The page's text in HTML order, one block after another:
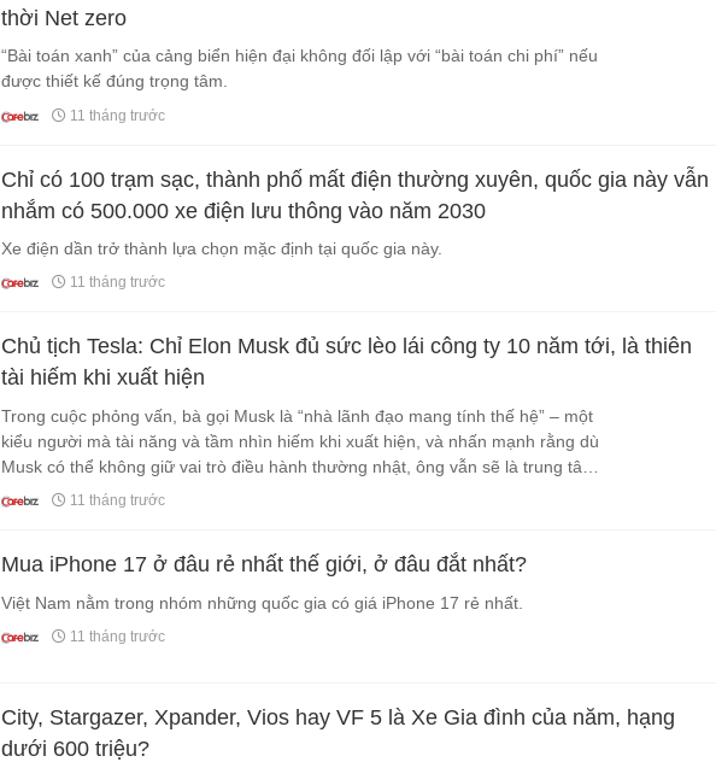
thời Net zero
“Bài toán xanh” của cảng biển hiện đại không đối lập với “bài toán chi phí” nếu
được thiết kế đúng trọng tâm.
11 tháng trước
Chỉ có 100 trạm sạc, thành phố mất điện thường xuyên, quốc gia này vẫn
nhắm có 500.000 xe điện lưu thông vào năm 2030
Xe điện dần trở thành lựa chọn mặc định tại quốc gia này.
11 tháng trước
Chủ tịch Tesla: Chỉ Elon Musk đủ sức lèo lái công ty 10 năm tới, là thiên
tài hiếm khi xuất hiện
Trong cuộc phỏng vấn, bà gọi Musk là “nhà lãnh đạo mang tính thế hệ” – một
kiểu người mà tài năng và tầm nhìn hiếm khi xuất hiện, và nhấn mạnh rằng dù
Musk có thể không giữ vai trò điều hành thường nhật, ông vẫn sẽ là trung tâm
của mọi bước đi chiến lược.
11 tháng trước
Mua iPhone 17 ở đâu rẻ nhất thế giới, ở đâu đắt nhất?
Việt Nam nằm trong nhóm những quốc gia có giá iPhone 17 rẻ nhất.
11 tháng trước
City, Stargazer, Xpander, Vios hay VF 5 là Xe Gia đình của năm, hạng
dưới 600 triệu?